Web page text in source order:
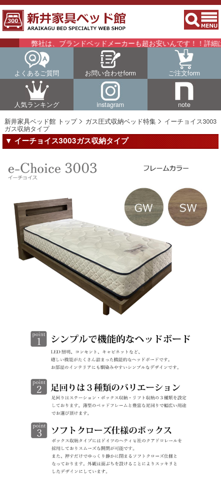
弊社は、ブランドベッドメーカーも超お安いんです！！詳細はこち
よくあるご質問 お問い合わせform ご注文form
人気ランキング instagram
note
新井家具ベッド館 トップ
ガス圧式収納ベッド特集 イーチョイス3003
ガス収納タイプ
▼ イーチョイス3003ガス収納タイプ